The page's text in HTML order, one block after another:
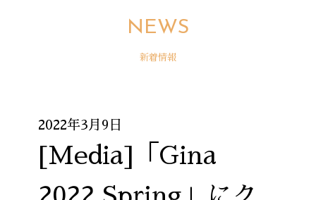
NEWS
新着情報
2022年3月9日
[Media]「Gina